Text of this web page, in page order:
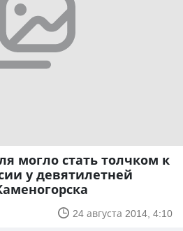
могло стать толчком к
у девятилетней
24 августа 2014, 4:10